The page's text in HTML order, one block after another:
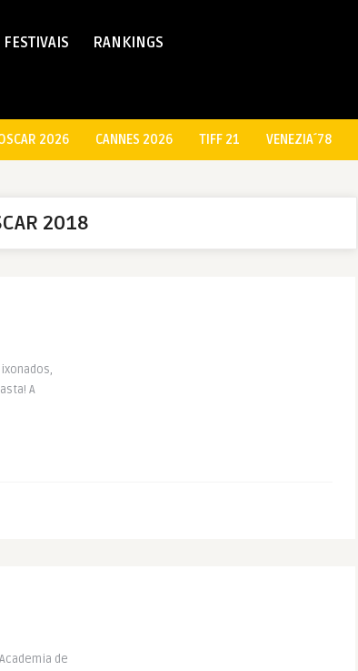
FESTIVAIS RANKINGS
2026 CANNES 2026 TIFF 21 VENEZIA´78
2018
A
de